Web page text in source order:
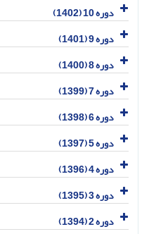
دوره 10 (1402)
دوره 9 (1401)
دوره 8 (1400)
دوره 7 (1399)
دوره 6 (1398)
دوره 5 (1397)
دوره 4 (1396)
دوره 3 (1395)
دوره 2 (1394)